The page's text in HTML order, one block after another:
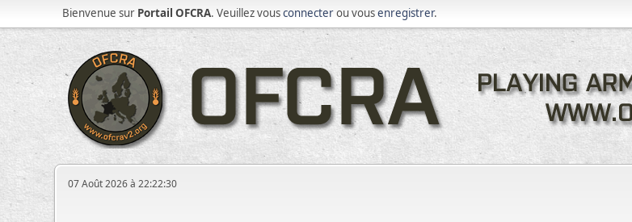
Bienvenue sur Portail OFCRA. Veuillez vousconnecterou vousenregistrer.
07 Août 2026 à 22:22:30